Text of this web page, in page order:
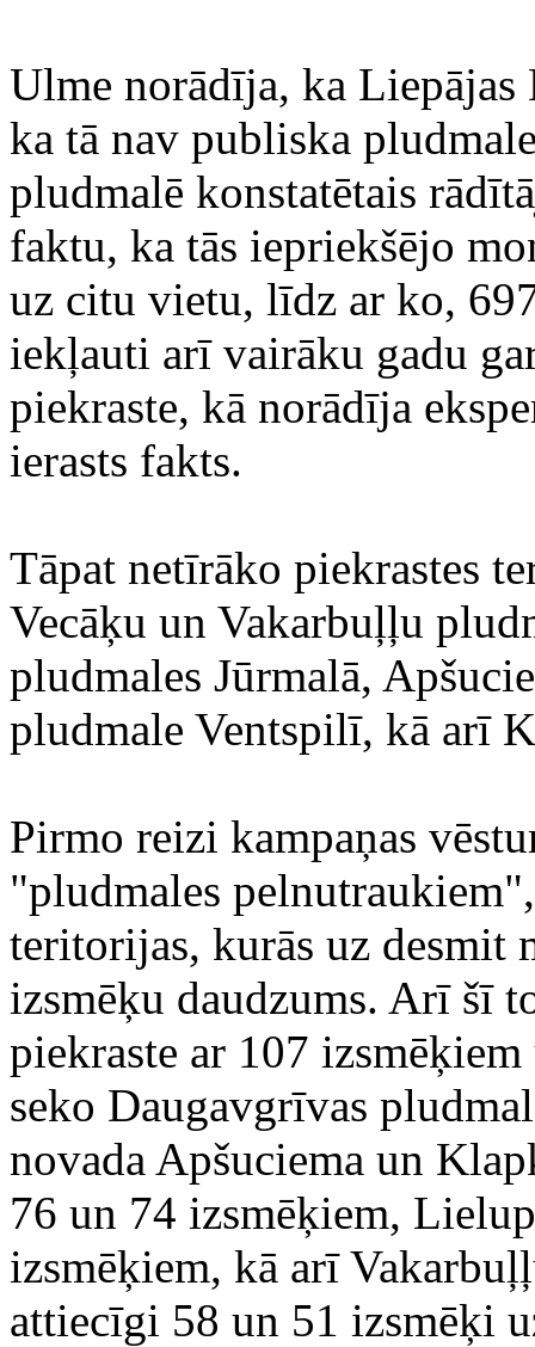
Ulme norādīja, ka Liepājas
ka tā nav publiska
pludmalē konstatētais
faktu, ka tās iepriekšējo
uz citu vietu, līdz ar ko,
iekļauti arī vairāku gadu
piekraste, kā norādīja
ierasts fakts.
Tāpat netīrāko piekrastes
Vecāķu un Vakarbuļļu
pludmales Jūrmalā,
pludmale Ventspilī, kā arī
Pirmo reizi kampaņas
"pludmales
teritorijas, kurās uz desmit
izsmēķu daudzums. Arī šī
piekraste ar 107
seko Daugavgrīvas
novada Apšuciema un
76 un 74 izsmēķiem,
izsmēķiem, kā arī
attiecīgi 58 un 51 izsmēķi